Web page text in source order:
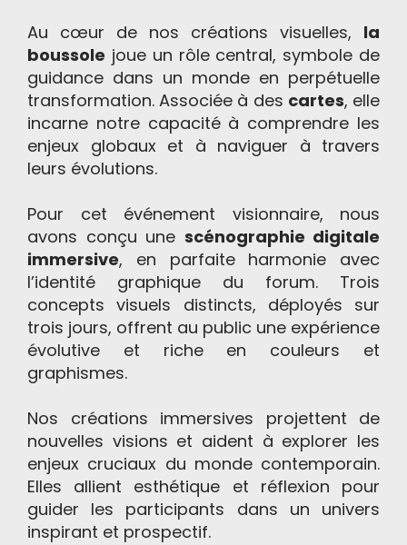
Au cœur de nos créations visuelles, la
boussole joue un rôle central, symbole de
guidance dans un monde en perpétuelle
transformation. Associée à des cartes, elle
incarne notre capacité à comprendre les
enjeux globaux et à naviguer à travers
leurs évolutions.
Pour cet événement visionnaire, nous
avons conçu une scénographie digitale
immersive, en parfaite harmonie avec
l’identité graphique du forum. Trois
concepts visuels distincts, déployés sur
trois jours, offrent au public une expérience
évolutive et riche en couleurs et
graphismes.
Nos créations immersives projettent de
nouvelles visions et aident à explorer les
enjeux cruciaux du monde contemporain.
Elles allient esthétique et réflexion pour
guider les participants dans un univers
inspirant et prospectif.